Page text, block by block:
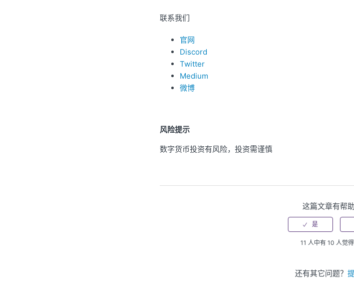
联系我们
官网
Discord
Twitter
Medium
微博
风险提示
数字货币投资有风险，投资需谨慎
这篇文章有帮助
11 人中有 10 人觉
还有其它问题？